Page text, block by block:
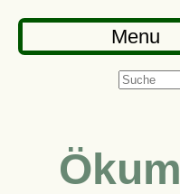
Menu